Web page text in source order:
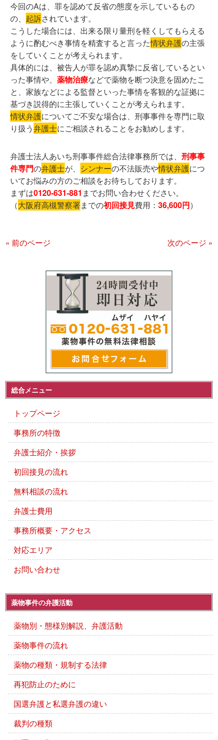
今回のAは、罪を認めて反省の態度を示しているもの
の、 起訴されています。
こうした場合には、出来る限り量刑を軽くしてもらえる
ように酌むべき事情を精査すると言った情状弁護の主張
をしていくことが考えられます。
具体的には、被告人が罪を認め真摯に反省しているとい
った事情や、薬物治療などで薬物を断つ決意を固めたこ
と、家族などによる監督といった事情を客観的な証拠に
基づき説得的に主張していくことが考えられます。
情状弁護についてご不安な場合は、刑事事件を専門に取
り扱う弁護士にご相談されることをお勧めします。
弁護士法人あいち刑事事件総合法律事務所では、刑事事
件専門の弁護士が、 シンナーの不法販売や情状弁護につ
いてお悩みの方のご相談をお待ちしております。
まずは0120-631-881 までお問い合わせください。
（大阪府高槻警察署までの初回接見費用：36,600円）
« 前のページ 次のページ »
総合メニュー
トップページ
事務所の特徴
弁護士紹介・挨拶
初回接見の流れ
無料相談の流れ
弁護士費用
事務所概要・アクセス
対応エリア
お問い合わせ
薬物事件の弁護活動
薬物別・態様別解説、弁護活動
薬物事件の流れ
薬物の種類・規制する法律
再犯防止のために
国選弁護と私選弁護の違い
裁判の種類